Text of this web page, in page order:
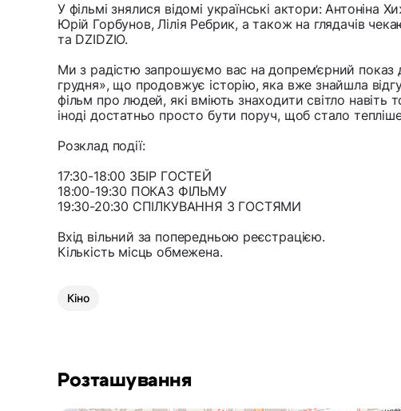
У фільмі знялися відомі українські актори: Антоніна
Юрій Горбунов, Лілія Ребрик, а також на глядачів
та DZIDZIO.
Ми з радістю запрошуємо вас на допрем’єрний показ
грудня», що продовжує історію, яка вже знайшла
фільм про людей, які вміють знаходити світло навіть
іноді достатньо просто бути поруч, щоб стало
Розклад події:
17:30-18:00 ЗБІР ГОСТЕЙ
18:00-19:30 ПОКАЗ ФІЛЬМУ
19:30-20:30 СПІЛКУВАННЯ З ГОСТЯМИ
Вхід вільний за попередньою реєстрацією.
Кількість місць обмежена.
Кіно
Розташування